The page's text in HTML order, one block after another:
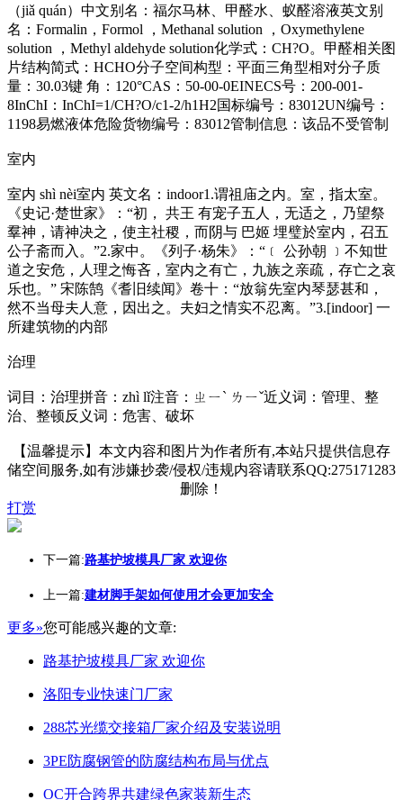
（jiǎ quán）中文别名：福尔马林、甲醛水、蚁醛溶液英文别
名：Formalin，Formol ，Methanal solution ，Oxymethylene
solution ，Methyl aldehyde solution化学式：CH?O。甲醛相关图
片结构简式：HCHO分子空间构型：平面三角型相对分子质
量：30.03键 角：120°CAS：50-00-0EINECS号：200-001-
8InChI：InChI=1/CH?O/c1-2/h1H2国标编号：83012UN编号：
1198易燃液体危险货物编号：83012管制信息：该品不受管制
室内
室内 shì nèi室内 英文名：indoor1.谓祖庙之内。室，指太室。
《史记·楚世家》：“初， 共王 有宠子五人，无适之，乃望祭
羣神，请神决之，使主社稷，而阴与 巴姬 埋璧於室内，召五
公子斋而入。”2.家中。《列子·杨朱》：“﹝ 公孙朝 ﹞不知世
道之安危，人理之悔吝，室内之有亡，九族之亲疏，存亡之哀
乐也。” 宋陈鹄《耆旧续闻》卷十：“放翁先室内琴瑟甚和，
然不当母夫人意，因出之。夫妇之情实不忍离。”3.[indoor] 一
所建筑物的内部
治理
词目：治理拼音：zhì lǐ注音：ㄓㄧˋ ㄌㄧˇ近义词：管理、整
治、整顿反义词：危害、破坏
【温馨提示】本文内容和图片为作者所有,本站只提供信息存
储空间服务,如有涉嫌抄袭/侵权/违规内容请联系QQ:275171283
删除！
打赏
下一篇:路基护坡模具厂家 欢迎你
上一篇:建材脚手架如何使用才会更加安全
更多»您可能感兴趣的文章:
路基护坡模具厂家 欢迎你
洛阳专业快速门厂家
288芯光缆交接箱厂家介绍及安装说明
3PE防腐钢管的防腐结构布局与优点
OC开合跨界共建绿色家装新生态